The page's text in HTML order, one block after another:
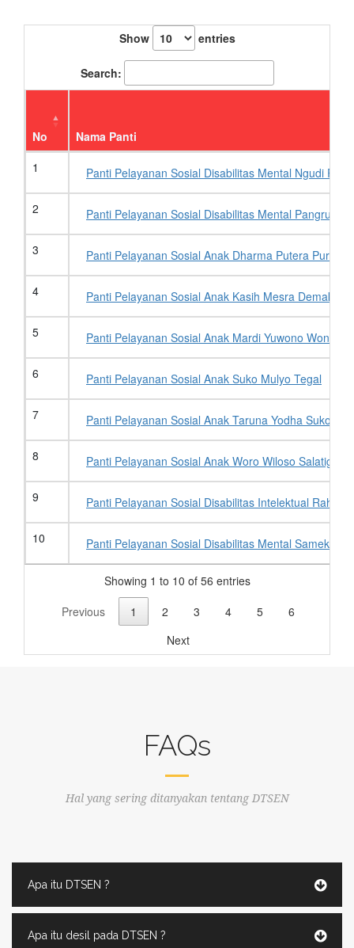
Show entries
Search:
No
Nama Panti
1
Panti Pelayanan Sosial Disabilitas Mental
2 Panti Pelayanan Sosial Disabilitas Mental
3 Panti Pelayanan Sosial Anak Dharma Putera
4 Panti Pelayanan Sosial Anak Kasih Mesra Demak
5 Panti Pelayanan Sosial Anak Mardi Yuwono
6 Panti Pelayanan Sosial Anak Suko Mulyo Tegal
7 Panti Pelayanan Sosial Anak Taruna Yodha
8 Panti Pelayanan Sosial Anak Woro Wiloso Salatiga
9 Panti Pelayanan Sosial Disabilitas Intelektual
10 Panti Pelayanan Sosial Disabilitas Mental Samekto
Showing 1 to 10 of 56 entries
Previous
1 2 3 4 5
6
Next
FAQs
Hal yang sering ditanyakan tentang DTSEN
Apa itu DTSEN ?
Apa itu desil pada DTSEN ?